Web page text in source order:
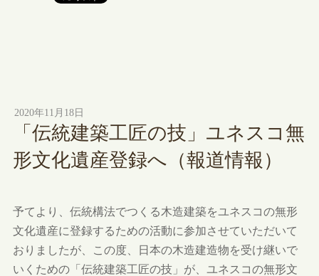
2020年11月18日
「伝統建築工匠の技」ユネスコ無
形文化遺産登録へ（報道情報）
予てより、伝統構法でつくる木造建築をユネスコの無形
文化遺産に登録するための活動に参加させていただいて
おりましたが、この度、日本の木造建造物を受け継いで
いくための「伝統建築工匠の技」が、ユネスコの無形文